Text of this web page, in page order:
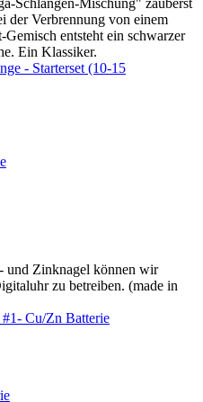
Schlangen-Mischung" zauberst
der Verbrennung von einem
entsteht ein schwarzer
Ein Klassiker.
- Starterset (10-15
und Zinknagel können wir
zu betreiben. (made in
Cu/Zn Batterie